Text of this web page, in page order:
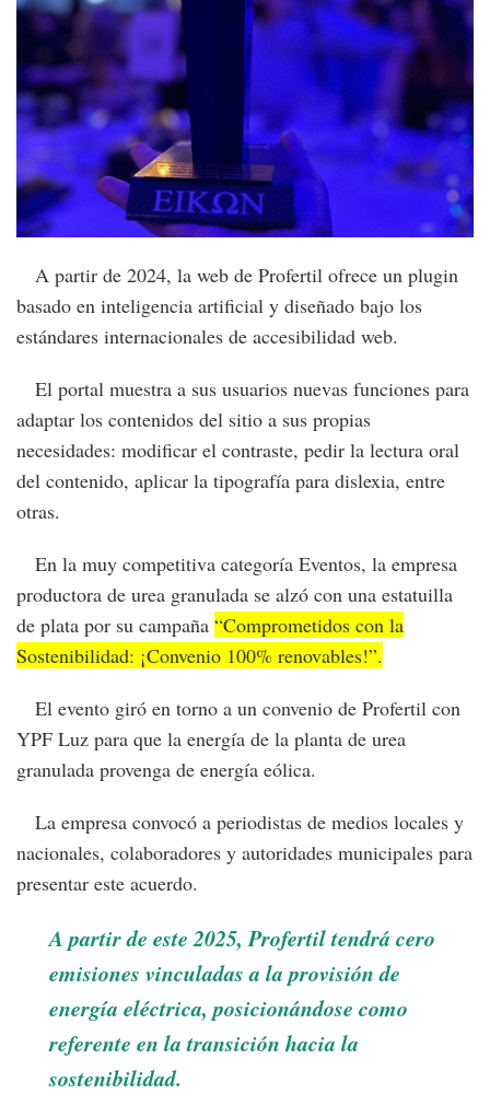
A partir de 2024, la web de Profertil ofrece un plugin
basado en inteligencia artificial y diseñado bajo los
estándares internacionales de accesibilidad web.
El portal muestra a sus usuarios nuevas funciones para
adaptar los contenidos del sitio a sus propias
necesidades: modificar el contraste, pedir la lectura oral
del contenido, aplicar la tipografía para dislexia, entre
otras.
En la muy competitiva categoría Eventos, la empresa
productora de urea granulada se alzó con una estatuilla
de plata por su campaña “Comprometidos con la
Sostenibilidad: ¡Convenio 100% renovables!”.
El evento giró en torno a un convenio de Profertil con
YPF Luz para que la energía de la planta de urea
granulada provenga de energía eólica.
La empresa convocó a periodistas de medios locales y
nacionales, colaboradores y autoridades municipales para
presentar este acuerdo.
A partir de este 2025, Profertil tendrá cero
emisiones vinculadas a la provisión de
energía eléctrica, posicionándose como
referente en la transición hacia la
sostenibilidad.